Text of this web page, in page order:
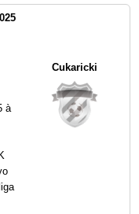
à
Cukaricki